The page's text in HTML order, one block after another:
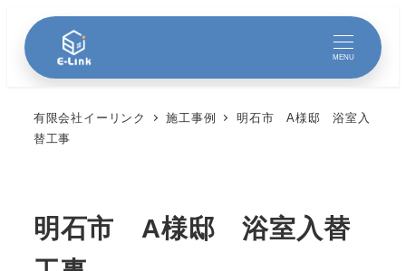
MENU
有限会社イーリンク 施工事例
明石市 A様邸 浴室入
替工事
明石市 A様邸 浴室入替